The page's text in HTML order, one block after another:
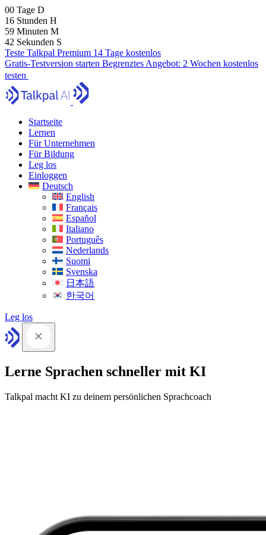
00 Tage D
16 Stunden H
59 Minuten M
40 Sekunden S
Teste Talkpal Premium 14 Tage kostenlos
Gratis-Testversion starten Begrenztes Angebot: 2 Wochen kostenlos
testen
Startseite
Lernen
Für Unternehmen
Für Bildung
Leg los
Einloggen
Deutsch
English
Français
Español
Italiano
Português
Nederlands
Suomi
Svenska
日本語
한국어
Leg los
Lerne Sprachen schneller mit KI
Talkpal macht KI zu deinem persönlichen Sprachcoach